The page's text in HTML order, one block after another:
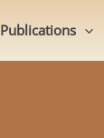
Publications